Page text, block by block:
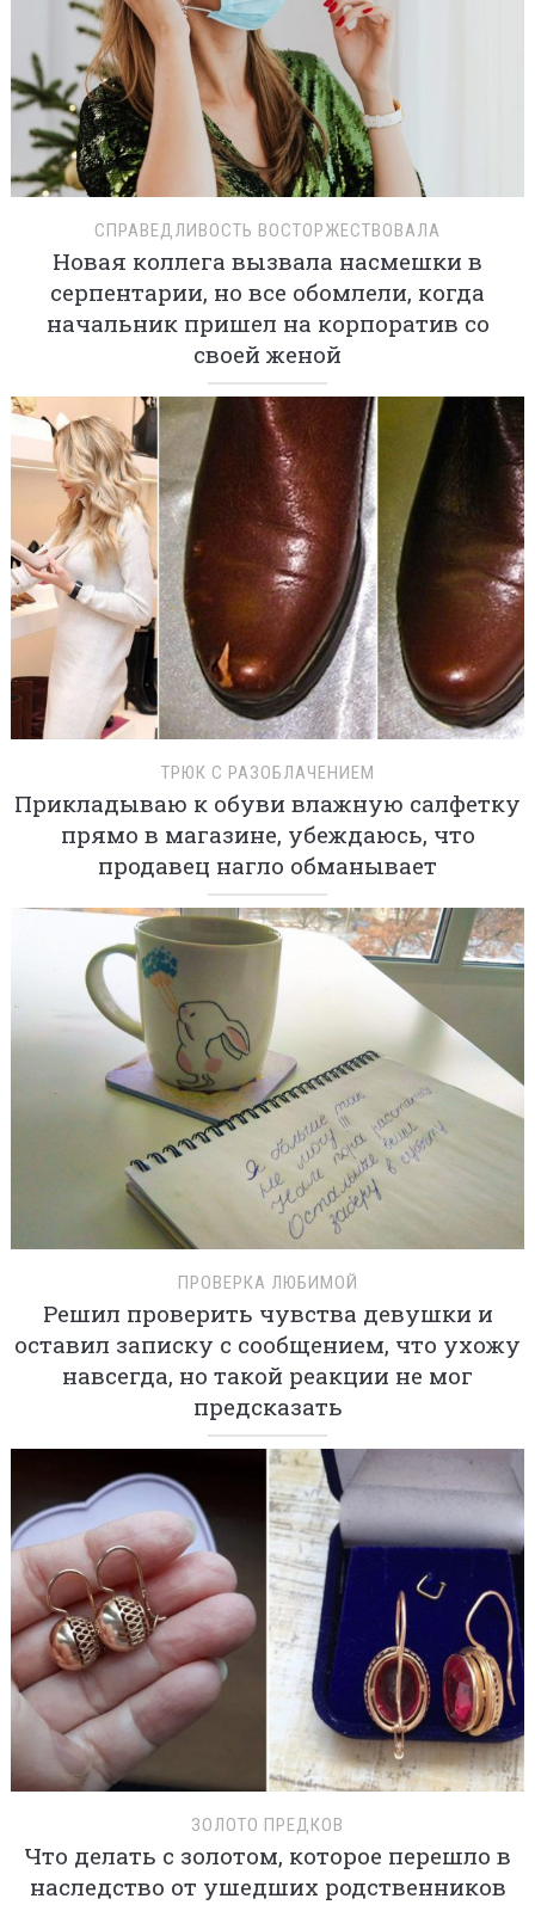
СПРАВЕДЛИВОСТЬ ВОСТОРЖЕСТВОВАЛА
Новая коллега вызвала насмешки в
серпентарии, но все обомлели, когда
начальник пришел на корпоратив со
своей женой
ТРЮК С РАЗОБЛАЧЕНИЕМ
Прикладываю к обуви влажную салфетку
прямо в магазине, убеждаюсь, что
продавец нагло обманывает
ПРОВЕРКА ЛЮБИМОЙ
Решил проверить чувства девушки и
оставил записку с сообщением, что ухожу
навсегда, но такой реакции не мог
предсказать
ЗОЛОТО ПРЕДКОВ
Что делать с золотом, которое перешло в
наследство от ушедших родственников